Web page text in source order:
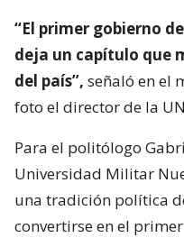
“El primer gobierno
deja un capítulo que
del país”, señaló en el
foto el director de la
Para el politólogo
Universidad Militar
una tradición política
convertirse en el